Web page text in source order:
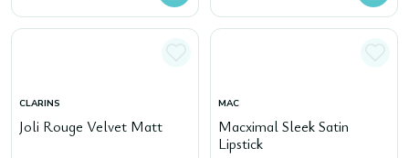
CLARINS
Joli Rouge Velvet Matt
MAC
Macximal Sleek Satin
Lipstick